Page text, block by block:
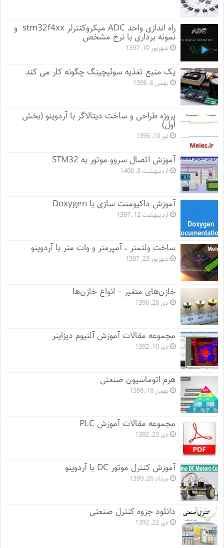
راه اندازی واحد ADC میکروکنترلر stm32f4xx و
نمونه برداری با نرخ مشخص
شهریور 10, 1397
یک منبع تغذیه سوئیچینگ چگونه کار می کند
بهمن 6, 1396
پروژه طراحی و ساخت دیتالاگر با آردوینو (بخش
اول)
تیر 10, 1396
آموزش اتصال سروو موتور به STM32
اردیبهشت 8, 1400
آموزش داکیومنت سازی با Doxygen
اردیبهشت 12, 1397
ساخت ولتمتر ، آمپرمتر و وات متر با آردوینو
شهریور 23, 1397
خازن‌های متغیر – انواع خازن‌ها
دی 28, 1396
مجموعه مقالات آموزش آلتیوم دیزاینر
دی 10, 1392
هرم اتوماسیون صنعتی
بهمن 18, 1398
مجموعه مقالات آموزش PLC
دی 23, 1392
آموزش کنترل موتور DC با آردوینو
مرداد 26, 1399
دانلود جزوه کنترل صنعتی
دی 22, 1392